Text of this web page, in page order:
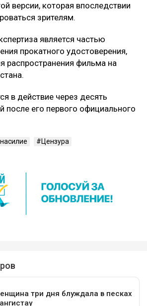
версии, которая впоследствии
зрителям.
является частью
прокатного удостоверения,
распространения фильма на
в действие через десять
после его первого официального
насилие Цензура